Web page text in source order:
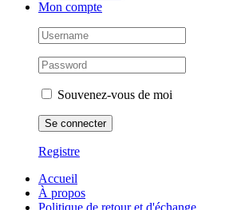
Mon compte
Souvenez-vous de moi
Registre
Accueil
À propos
Politique de retour et d'échange